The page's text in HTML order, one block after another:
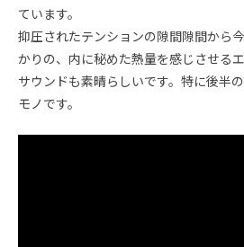
ています。
抑圧されたテンションの隙間隙間から
かりの、内に秘めた熱量を感じさせる
サウンドも素晴らしいです。特に後半
モノです。